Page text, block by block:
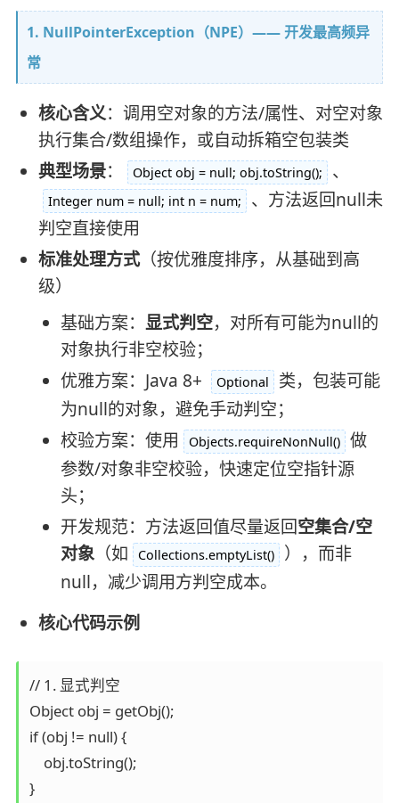
1. NullPointerException（NPE）—— 开发最高频异
常
核心含义：调用空对象的方法/属性、对空对象
执行集合/数组操作，或自动拆箱空包装类
典型场景： Object obj = null; obj.toString(); 、
Integer num = null; int n = num;
、方法返回null未
判空直接使用
标准处理方式（按优雅度排序，从基础到高
级）
基础方案： 显式判空，对所有可能为null的
对象执行非空校验；
优雅方案：Java 8+
Optional
类，包装可能
为null的对象，避免手动判空；
校验方案：使用
Objects.requireNonNull() 做
参数/对象非空校验，快速定位空指针源
头；
开发规范：方法返回值尽量返回空集合/空
对象（如 Collections.emptyList()
），而非
null，减少调用方判空成本。
核心代码示例
// 1. 显式判空
Object obj = getObj();
if (obj != null) {
    obj.toString();
}